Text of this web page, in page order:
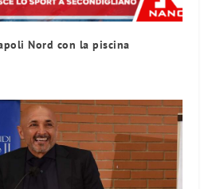
Nord con la piscina